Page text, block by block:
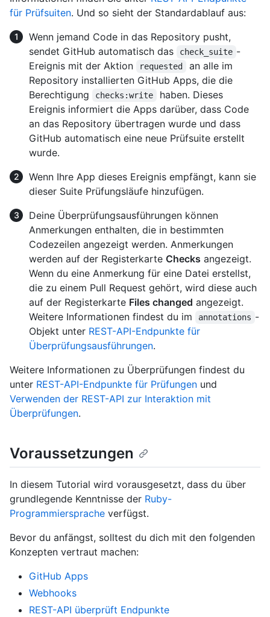
für Prüfsuiten. Und so sieht der Standardablauf aus:
Wenn jemand Code in das Repository pusht,
sendet GitHub automatisch das
check_suite -
Ereignis mit der Aktion
requested
an alle im
Repository installierten GitHub Apps, die die
Berechtigung
checks:write
haben. Dieses
Ereignis informiert die Apps darüber, dass Code
an das Repository übertragen wurde und dass
GitHub automatisch eine neue Prüfsuite erstellt
wurde.
Wenn Ihre App dieses Ereignis empfängt, kann sie
dieser Suite Prüfungsläufe hinzufügen.
Deine Überprüfungsausführungen können
Anmerkungen enthalten, die in bestimmten
Codezeilen angezeigt werden. Anmerkungen
werden auf der Registerkarte Checks angezeigt.
Wenn du eine Anmerkung für eine Datei erstellst,
die zu einem Pull Request gehört, wird diese auch
auf der Registerkarte Files changed angezeigt.
Weitere Informationen findest du im
annotations -
Objekt unter REST-API-Endpunkte für
Überprüfungsausführungen.
Weitere Informationen zu Überprüfungen findest du
unter REST-API-Endpunkte für Prüfungen und
Verwenden der REST-API zur Interaktion mit
Überprüfungen.
Voraussetzungen
In diesem Tutorial wird vorausgesetzt, dass du über
grundlegende Kenntnisse der Ruby-
Programmiersprache verfügst.
Bevor du anfängst, solltest du dich mit den folgenden
Konzepten vertraut machen:
GitHub Apps
Webhooks
REST-API überprüft Endpunkte